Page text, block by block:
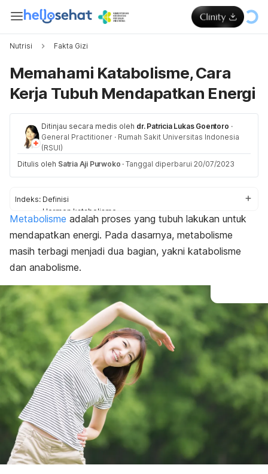
Nutrisi Fakta Gizi
Memahami Katabolisme, Cara
Kerja Tubuh Mendapatkan Energi
Ditinjau secara medis oleh dr. Patricia Lukas Goentoro ·
General Practitioner · Rumah Sakit Universitas Indonesia
(RSUI)
Ditulis oleh Satria Aji Purwoko · Tanggal diperbarui 20/07/2023
Indeks: Definisi
Hormon katabolisme
Katabolisme lambat
Cara meningkatkan
Metabolisme adalah proses yang tubuh lakukan untuk
mendapatkan energi. Pada dasarnya, metabolisme
masih terbagi menjadi dua bagian, yakni katabolisme
dan anabolisme.